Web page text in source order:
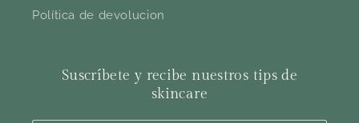
Política de devolucion
Suscríbete y recibe nuestros tips de
skincare